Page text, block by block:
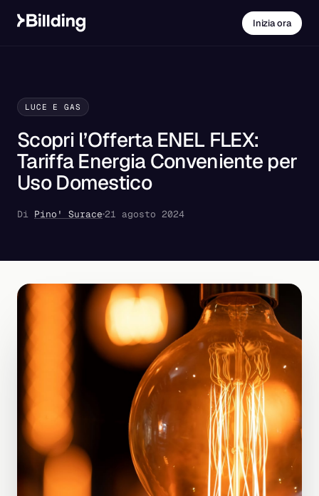
Inizia ora
LUCE E GAS
Scopri l’Offerta ENEL FLEX:
Tariffa Energia Conveniente per
Uso Domestico
Di Pino' Surace 21 agosto 2024